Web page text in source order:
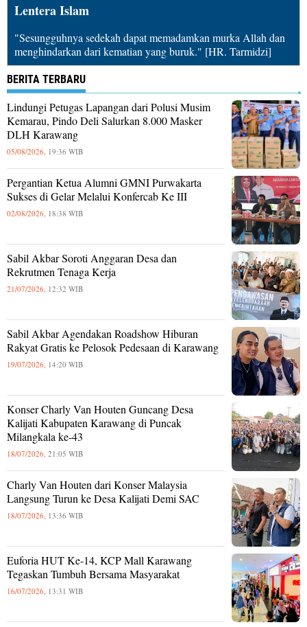
Lentera Islam
"Sesungguhnya sedekah dapat memadamkan murka Allah dan
menghindarkan dari kematian yang buruk." [HR. Tarmidzi]
BERITA TERBARU
Lindungi Petugas Lapangan dari Polusi Musim
Kemarau, Pindo Deli Salurkan 8.000 Masker
DLH Karawang
05/08/2026, 19:36 WIB
Pergantian Ketua Alumni GMNI Purwakarta
Sukses di Gelar Melalui Konfercab Ke III
02/08/2026, 18:38 WIB
Sabil Akbar Soroti Anggaran Desa dan
Rekrutmen Tenaga Kerja
21/07/2026, 12:32 WIB
Sabil Akbar Agendakan Roadshow Hiburan
Rakyat Gratis ke Pelosok Pedesaan di Karawang
19/07/2026, 14:20 WIB
Konser Charly Van Houten Guncang Desa
Kalijati Kabupaten Karawang di Puncak
Milangkala ke-43
18/07/2026, 21:05 WIB
Charly Van Houten dari Konser Malaysia
Langsung Turun ke Desa Kalijati Demi SAC
18/07/2026, 13:36 WIB
Euforia HUT Ke-14, KCP Mall Karawang
Tegaskan Tumbuh Bersama Masyarakat
16/07/2026, 13:31 WIB